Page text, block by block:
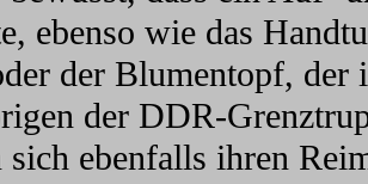
ebenso wie das
der Blumentopf, der
der DDR-
sich ebenfalls ihren